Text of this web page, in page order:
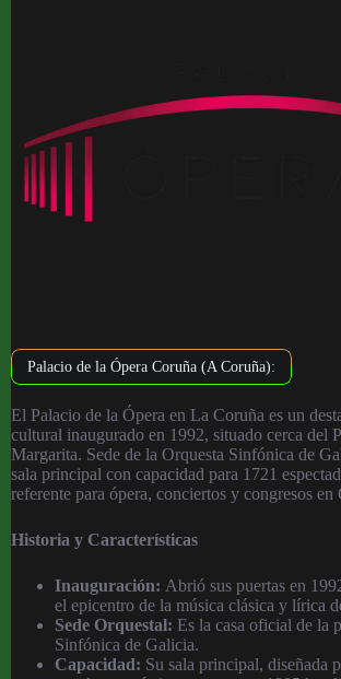
Palacio de la Ópera Coruña (A Coruña):
El Palacio de la Ópera en La Coruña es un
cultural inaugurado en 1992, situado cerca del
Margarita. Sede de la Orquesta Sinfónica de
sala principal con capacidad para 1721
referente para ópera, conciertos y congresos en
Historia y Características
Inauguración: Abrió sus puertas en
el epicentro de la música clásica y lírica
Sede Orquestal: Es la casa oficial de la
Sinfónica de Galicia.
Capacidad: Su sala principal, diseñada